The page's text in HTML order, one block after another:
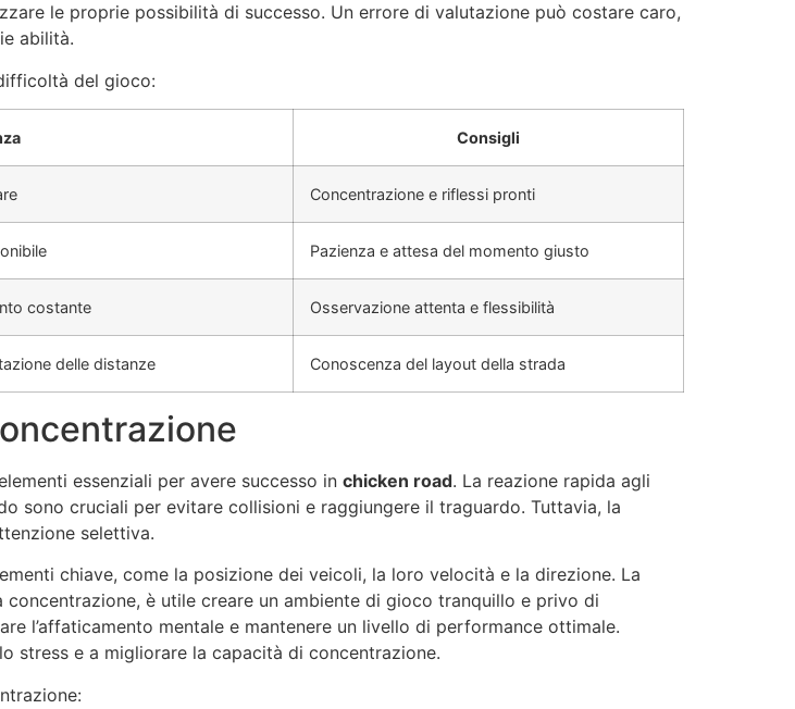
le proprie possibilità di successo. Un errore di valutazione può costare caro,
abilità.
del gioco:
Consigli
Concentrazione e riflessi pronti
Pazienza e attesa del momento giusto
costante Osservazione attenta e flessibilità
delle distanze Conoscenza del layout della strada
essenziali per avere successo in chicken road. La reazione rapida agli
sono cruciali per evitare collisioni e raggiungere il traguardo. Tuttavia, la
selettiva.
chiave, come la posizione dei veicoli, la loro velocità e la direzione. La
è utile creare un ambiente di gioco tranquillo e privo di
l’affaticamento mentale e mantenere un livello di performance ottimale.
stress e a migliorare la capacità di concentrazione.